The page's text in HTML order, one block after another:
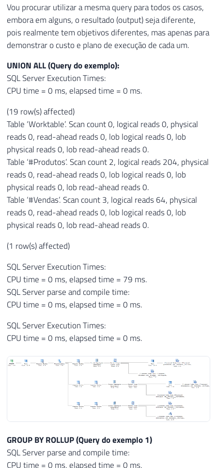
Vou procurar utilizar a mesma query para todos os casos,
embora em alguns, o resultado (output) seja diferente,
pois realmente tem objetivos diferentes, mas apenas para
demonstrar o custo e plano de execução de cada um.
UNION ALL (Query do exemplo):
SQL Server Execution Times:
CPU time = 0 ms, elapsed time = 0 ms.
(19 row(s) affected)
Table ‘Worktable’. Scan count 0, logical reads 0, physical
reads 0, read-ahead reads 0, lob logical reads 0, lob
physical reads 0, lob read-ahead reads 0.
Table ‘#Produtos’. Scan count 2, logical reads 204, physical
reads 0, read-ahead reads 0, lob logical reads 0, lob
physical reads 0, lob read-ahead reads 0.
Table ‘#Vendas’. Scan count 3, logical reads 64, physical
reads 0, read-ahead reads 0, lob logical reads 0, lob
physical reads 0, lob read-ahead reads 0.
(1 row(s) affected)
SQL Server Execution Times:
CPU time = 0 ms, elapsed time = 79 ms.
SQL Server parse and compile time:
CPU time = 0 ms, elapsed time = 0 ms.
SQL Server Execution Times:
CPU time = 0 ms, elapsed time = 0 ms.
GROUP BY ROLLUP (Query do exemplo 1)
SQL Server parse and compile time:
CPU time = 0 ms, elapsed time = 0 ms.